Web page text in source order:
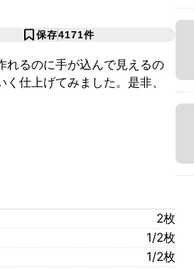
保存4171件
れるのに手が込んで見えるの
仕上げてみました。是非、
2枚
1/2枚
1/2枚